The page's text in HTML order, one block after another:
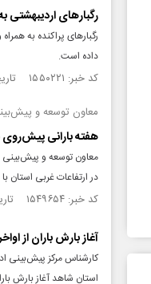
رگبارهای اردیبهشتی
رگبارهای پراکنده به
داده است.
کد خبر: ۱۵۵۰۲۲۱ تاریخ انتشار : ۱۴۰۵/۰۲/۰۹
معاون توسعه و
هفته بارانی پیش‌روی
معاون توسعه و پیش‌بینی
در ارتفاعات غربی استان
کد خبر: ۱۵۴۹۶۵۴ تاریخ انتشار : ۱۴۰۵/۰۲/۰۵
آغاز بارش باران از